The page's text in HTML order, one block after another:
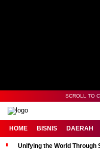
SCROLL TO
HOME BISNIS DAERAH
Unifying the World Through